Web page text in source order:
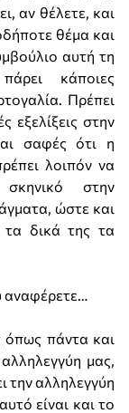
αν θέλετε, και
θέμα και
αυτή τη
κάποιες
Πρέπει
εξελίξεις στην
σαφές ότι η
λοιπόν να
στην
ώστε και
δικά της τα
αναφέρετε…
όπως πάντα και
μας,
την αλληλεγγύη
είναι και το